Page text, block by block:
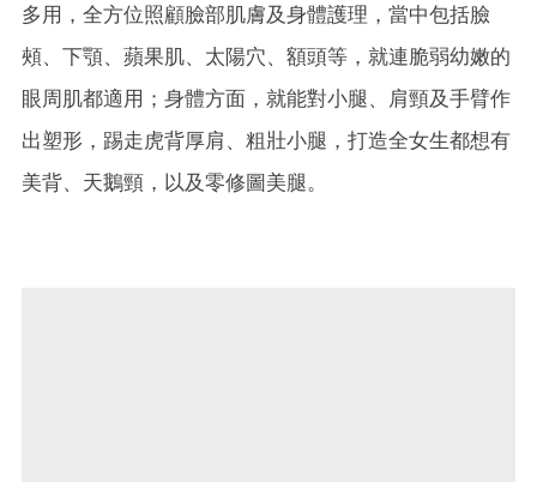
多用，全方位照顧臉部肌膚及身體護理，當中包括臉
頰、下顎、蘋果肌、太陽穴、額頭等，就連脆弱幼嫩的
眼周肌都適用；身體方面，就能對小腿、肩頸及手臂作
出塑形，踢走虎背厚肩、粗壯小腿，打造全女生都想有
美背、天鵝頸，以及零修圖美腿。